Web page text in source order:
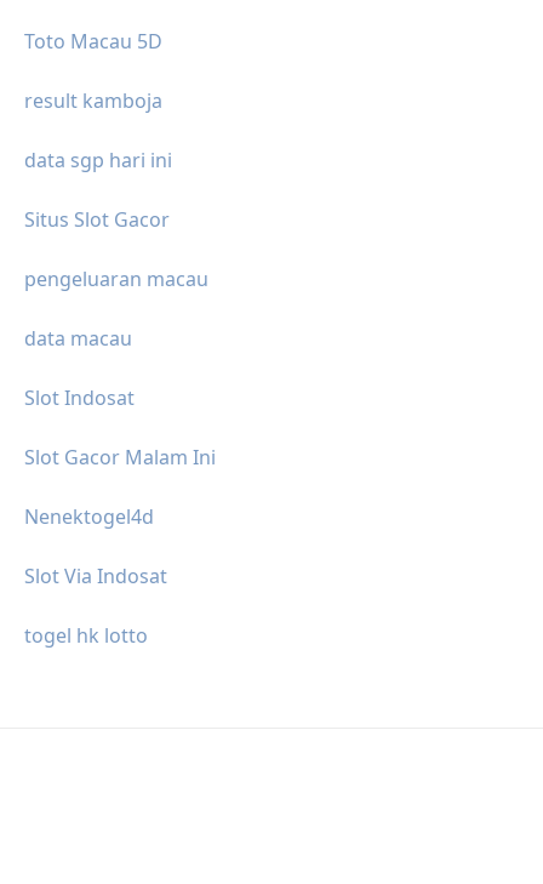
Toto Macau 5D
result kamboja
data sgp hari ini
Situs Slot Gacor
pengeluaran macau
data macau
Slot Indosat
Slot Gacor Malam Ini
Nenektogel4d
Slot Via Indosat
togel hk lotto